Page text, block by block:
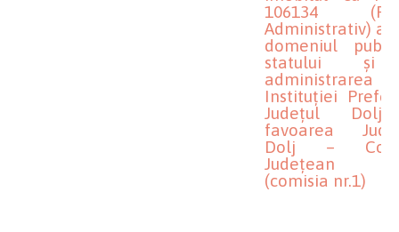
106134
Administrativ)
domeniul
statului
administrarea
Instituției
Județul
favoarea
Dolj –
Județean
(comisia nr.1)